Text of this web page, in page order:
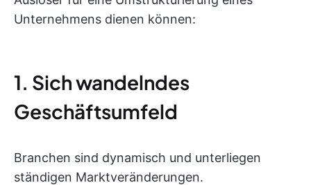
Unternehmens dienen können:
1. Sich wandelndes
Geschäftsumfeld
Branchen sind dynamisch und unterliegen
ständigen Marktveränderungen.